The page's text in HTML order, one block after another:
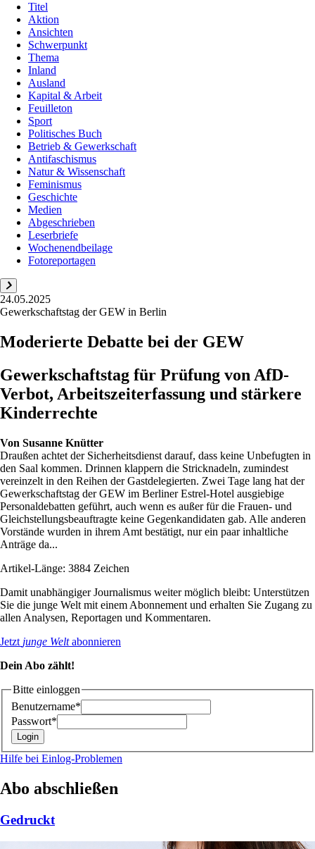
Titel
Aktion
Ansichten
Schwerpunkt
Thema
Inland
Ausland
Kapital & Arbeit
Feuilleton
Sport
Politisches Buch
Betrieb & Gewerkschaft
Antifaschismus
Natur & Wissenschaft
Feminismus
Geschichte
Medien
Abgeschrieben
Leserbriefe
Wochenendbeilage
Fotoreportagen
24.05.2025
Gewerkschaftstag der GEW in Berlin
Moderierte Debatte bei der GEW
Gewerkschaftstag für Prüfung von AfD-
Verbot, Arbeitszeiterfassung und stärkere
Kinderrechte
Von Susanne Knütter
Draußen achtet der Sicherheitsdienst darauf, dass keine Unbefugten in
den Saal kommen. Drinnen klappern die Stricknadeln, zumindest
vereinzelt in den Reihen der Gastdelegierten. Zwei Tage lang hat der
Gewerkschaftstag der GEW im Berliner Estrel-Hotel ausgiebige
Personaldebatten geführt, auch wenn es außer für die Frauen- und
Gleichstellungsbeauftragte keine Gegenkandidaten gab. Alle anderen
Vorstände wurden in ihrem Amt bestätigt, nur ein paar inhaltliche
Anträge da...
Artikel-Länge: 3884 Zeichen
Damit unabhängiger Journalismus weiter möglich bleibt: Unterstützen
Sie die junge Welt mit einem Abonnement und erhalten Sie Zugang zu
allen Analysen, Reportagen und Kommentaren.
Jetzt junge Weltabonnieren
Dein Abo zählt!
Bitte einloggen
Benutzername*
Passwort*
Hilfe bei Einlog-Problemen
Abo abschließen
Gedruckt